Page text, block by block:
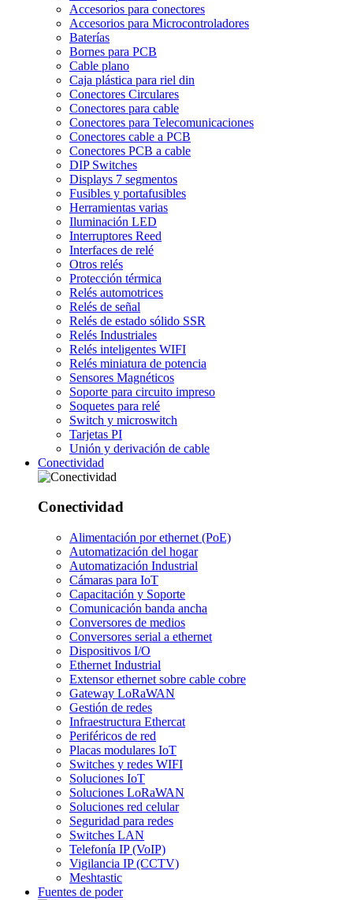
Accesorios para conectores
Accesorios para Microcontroladores
Baterías
Bornes para PCB
Cable plano
Caja plástica para riel din
Conectores Circulares
Conectores para cable
Conectores para Telecomunicaciones
Conectores cable a PCB
Conectores PCB a cable
DIP Switches
Displays 7 segmentos
Fusibles y portafusibles
Herramientas varias
Iluminación LED
Interruptores Reed
Interfaces de relé
Otros relés
Protección térmica
Relés automotrices
Relés de señal
Relés de estado sólido SSR
Relés Industriales
Relés inteligentes WIFI
Relés miniatura de potencia
Sensores Magnéticos
Soporte para circuito impreso
Soquetes para relé
Switch y microswitch
Tarjetas PI
Unión y derivación de cable
Conectividad
Conectividad
Alimentación por ethernet (PoE)
Automatización del hogar
Automatización Industrial
Cámaras para IoT
Capacitación y Soporte
Comunicación banda ancha
Conversores de medios
Conversores serial a ethernet
Dispositivos I/O
Ethernet Industrial
Extensor ethernet sobre cable cobre
Gateway LoRaWAN
Gestión de redes
Infraestructura Ethercat
Periféricos de red
Placas modulares IoT
Switches y redes WIFI
Soluciones IoT
Soluciones LoRaWAN
Soluciones red celular
Seguridad para redes
Switches LAN
Telefonía IP (VoIP)
Vigilancia IP (CCTV)
Meshtastic
Fuentes de poder